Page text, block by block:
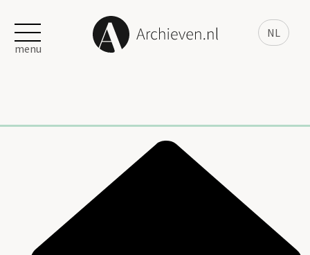
NL
menu